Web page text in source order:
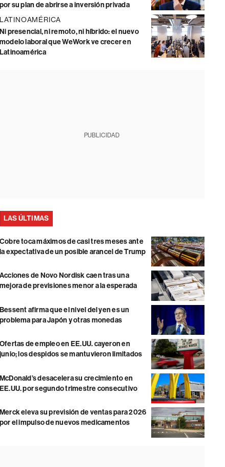
por su plan de abrirse a inversión privada
LATINOAMÉRICA
Ni presencial, ni remoto, ni híbrido: el nuevo
modelo laboral que WeWork ve crecer en
Latinoamérica
PUBLICIDAD
LAS ÚLTIMAS
Cobre toca máximos de casi tres meses ante
la expectativa de un posible arancel de Trump
Acciones de Novo Nordisk caen tras una
mejora de previsiones menor a la esperada
Bessent afirma que el nivel del yen es un
problema para Japón y otras monedas
Ofertas de empleo en EE.UU. cayeron en
junio; los despidos se mantuvieron limitados
McDonald’s desacelera su crecimiento en
EE.UU. por segundo trimestre consecutivo
Merck eleva su previsión de ventas para 2026
por el impulso de nuevos medicamentos